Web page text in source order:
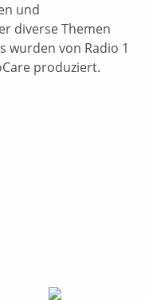
und
diverse Themen
wurden von Radio 1
produziert.